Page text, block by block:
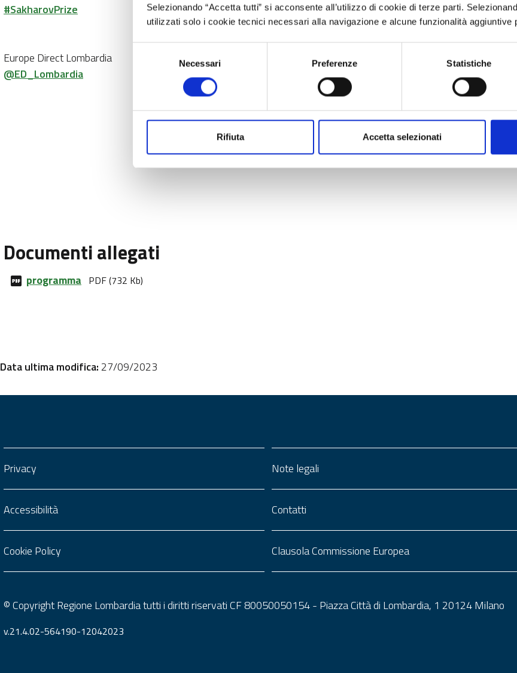
Selezionando “Accetta tutti” si acconsente all’utilizzo di cookie di terze parti.
utilizzati solo i cookie tecnici necessari alla navigazione e alcune funzionalità aggiuntive
Necessari Preferenze Statistiche
Rifiuta Accetta selezionati
#SakharovPrize
Europe Direct Lombardia
@ED_Lombardia
Documenti allegati
programma PDF (732 Kb)
Data ultima modifica:27/09/2023
Privacy
Accessibilità
Cookie Policy
Note legali
Contatti
Clausola Commissione Europea
© Copyright Regione Lombardia tutti i diritti riservati CF 80050050154 - Piazza Città di Lombardia, 1 20124 Milano
v.21.4.02-564190-12042023